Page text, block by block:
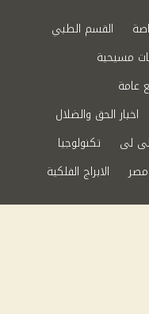
القسم الطبي
مسيحية
عامة
اخبار الحق والضلال
لى
تكنولوجيا
الابراج الفلكية